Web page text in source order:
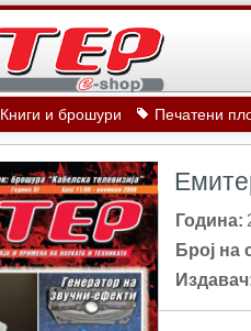
Книги и брошури Печатени
Година:
Број на